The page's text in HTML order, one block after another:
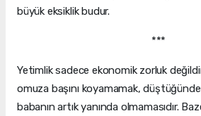
büyük eksiklik budur.
***
Yetimlik sadece ekonomik zorluk
omuza başını koyamamak,
babanın artık yanında olmamasıdır.